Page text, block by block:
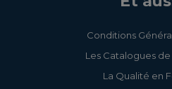
Conditions
Les Catalogues
La Qualité en